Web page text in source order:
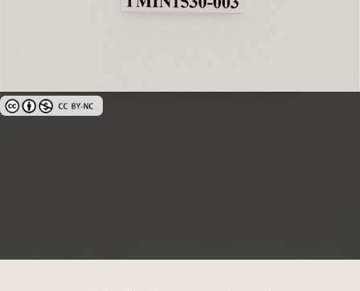
創用CC姓名標示-非商業性 3.0 台灣及其後版本(CC BY-NC 3.0 TW +)